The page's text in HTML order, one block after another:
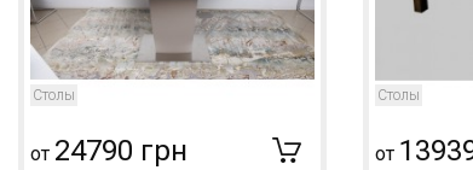
Столы
от 24790 грн
Столы
от